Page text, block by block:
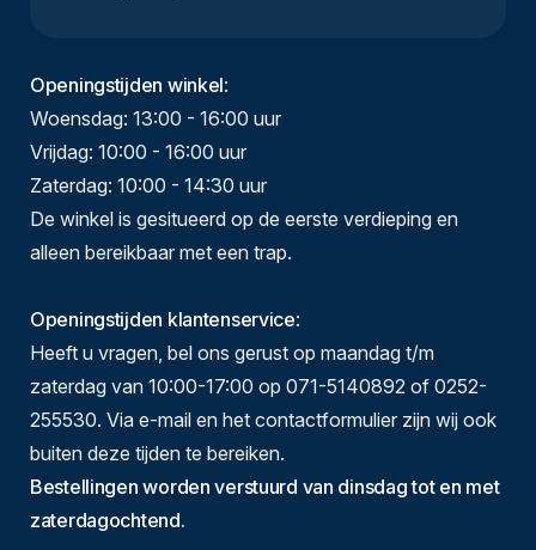
Openingstijden winkel:
Woensdag: 13:00 - 16:00 uur
Vrijdag: 10:00 - 16:00 uur
Zaterdag: 10:00 - 14:30 uur
De winkel is gesitueerd op de eerste verdieping en
alleen bereikbaar met een trap.
Openingstijden klantenservice:
Heeft u vragen, bel ons gerust op maandag t/m
zaterdag van 10:00-17:00 op 071-5140892 of 0252-
255530. Via e-mail en het contactformulier zijn wij ook
buiten deze tijden te bereiken.
Bestellingen worden verstuurd van dinsdag tot en met
zaterdagochtend.